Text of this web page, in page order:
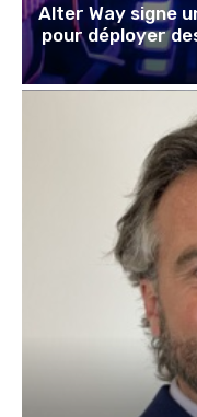
Alter Way signe
pour déployer